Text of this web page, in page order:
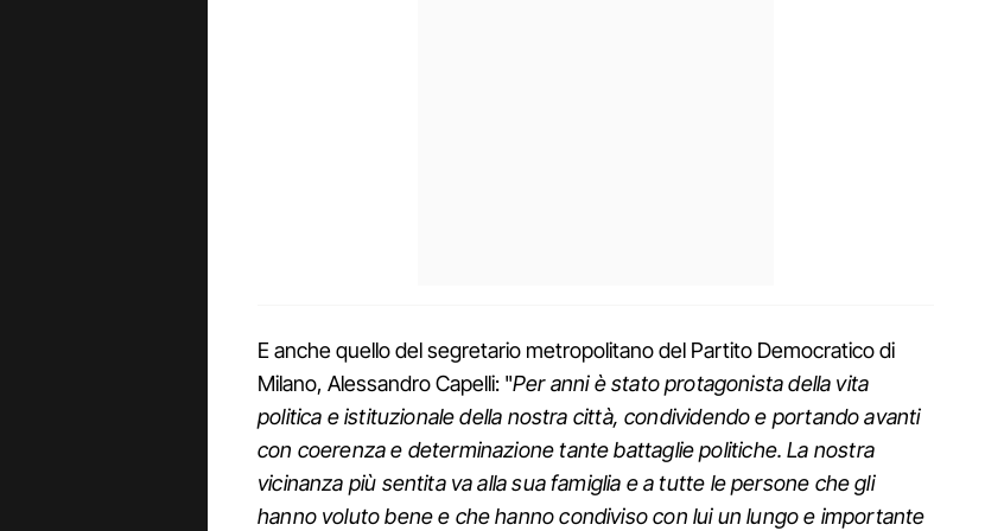
E anche quello del segretario metropolitano del Partito Democratico di
Milano, Alessandro Capelli: "Per anni è stato protagonista della vita
politica e istituzionale della nostra città, condividendo e portando avanti
con coerenza e determinazione tante battaglie politiche. La nostra
vicinanza più sentita va alla sua famiglia e a tutte le persone che gli
hanno voluto bene e che hanno condiviso con lui un lungo e importante